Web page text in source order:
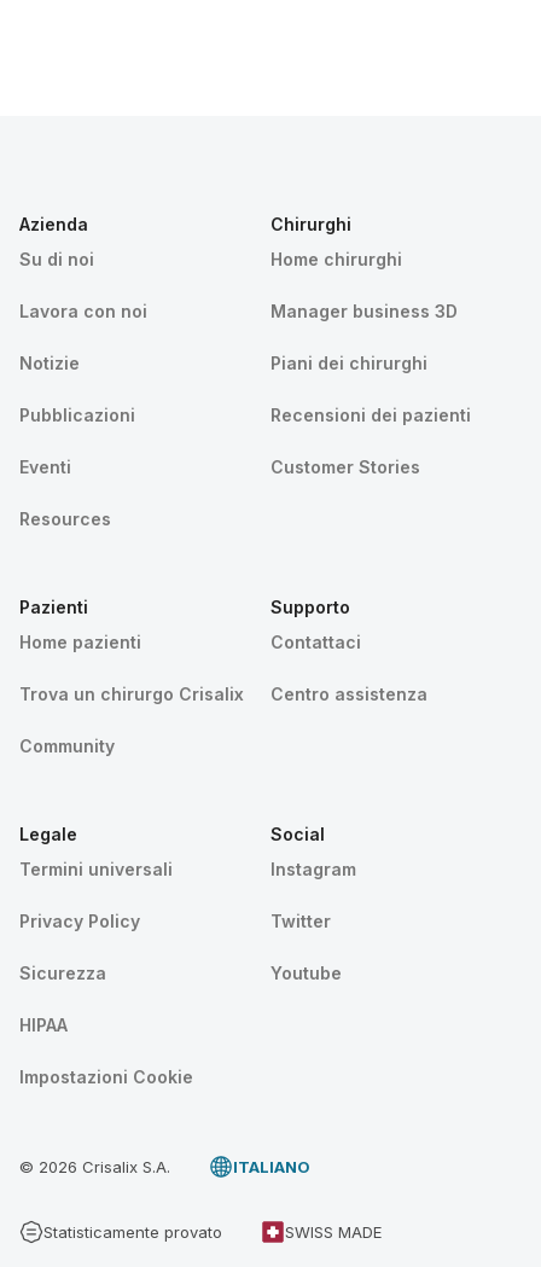
Azienda
Su di noi
Lavora con noi
Notizie
Pubblicazioni
Eventi
Resources
Chirurghi
Home chirurghi
Manager business 3D
Piani dei chirurghi
Recensioni dei pazienti
Customer Stories
Pazienti
Home pazienti
Trova un chirurgo Crisalix
Community
Supporto
Contattaci
Centro assistenza
Legale
Termini universali
Privacy Policy
Sicurezza
HIPAA
Impostazioni Cookie
Social
Instagram
Twitter
Youtube
© 2026 Crisalix S.A. ITALIANO
Statisticamente provato SWISS MADE